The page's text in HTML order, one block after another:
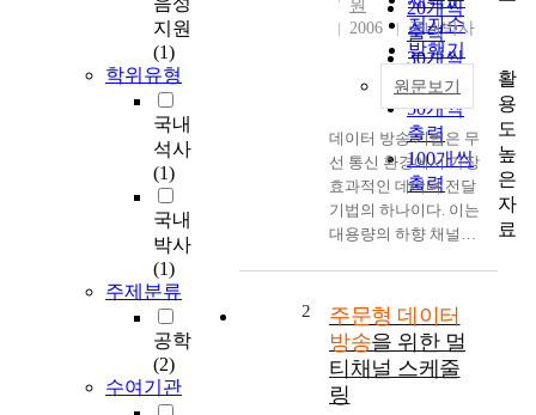
지원
(1)
학위유형
국내
석사
(1)
국내
박사
(1)
주제분류
공학
(2)
수여기관
저자순
발행기
관순
20개씩
출력
30개씩
출력
50개씩
출력
100개씩
출력
원
2006
국내박사
원문보기
데이터 방송 기법은 무
선 통신 환경에서 가장
효과적인 데이터 전달
기법의 하나이다. 이는
대용량의 하향 채널과
환경의 특성을 매우 효
과적으로 활용할 수 있
기 때문이다. 이동 클
라이언트는 가용 메모
리, CPU, 배터리 등 서
2
주문형 데이터
방송을 위한 멀
티채널 스케줄
링
활
용
도
높
은
자
료